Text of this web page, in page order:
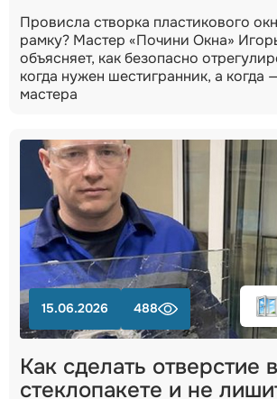
Провисла створка пластикового
рамку? Мастер «Почини Окна»
объясняет, как безопасно
когда нужен шестигранник, а когда
мастера
15.06.2026 488
Как сделать отверстие в
стеклопакете и не